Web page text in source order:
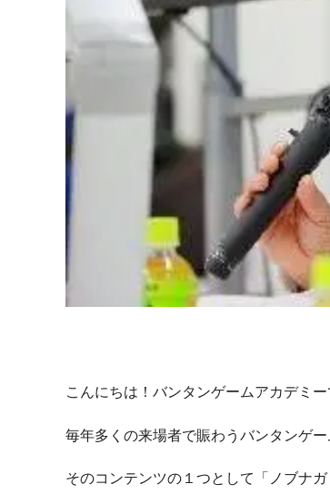
こんにちは！バンタンゲームアカデミ
毎年多くの来場者で賑わうバンタンゲー
そのコンテンツの１つとして「ノブナ